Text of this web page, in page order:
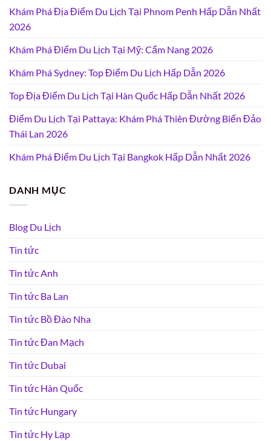
Khám Phá Địa Điểm Du Lịch Tại Phnom Penh Hấp Dẫn Nhất
2026
Khám Phá Điểm Du Lịch Tại Mỹ: Cẩm Nang 2026
Khám Phá Sydney: Top Điểm Du Lịch Hấp Dẫn 2026
Top Địa Điểm Du Lịch Tại Hàn Quốc Hấp Dẫn Nhất 2026
Điểm Du Lịch Tại Pattaya: Khám Phá Thiên Đường Biển Đảo
Thái Lan 2026
Khám Phá Điểm Du Lịch Tại Bangkok Hấp Dẫn Nhất 2026
DANH MỤC
Blog Du Lịch
Tin tức
Tin tức Anh
Tin tức Ba Lan
Tin tức Bồ Đào Nha
Tin tức Đan Mạch
Tin tức Dubai
Tin tức Hàn Quốc
Tin tức Hungary
Tin tức Hy Lạp